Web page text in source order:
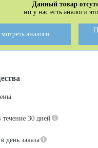
Данный товар
но у нас есть аналоги
аналоги
течение 30 дней
день заказа